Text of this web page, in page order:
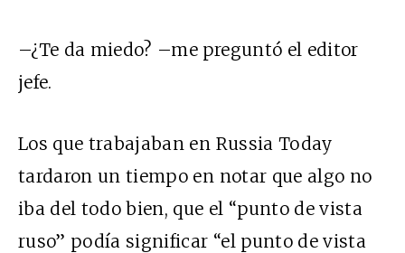
–¿Te da miedo? –me preguntó el editor
jefe.
Los que trabajaban en Russia Today
tardaron un tiempo en notar que algo no
iba del todo bien, que el “punto de vista
ruso” podía significar “el punto de vista